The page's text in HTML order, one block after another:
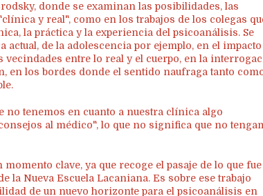
donde se examinan las posibilidades, las
y real", como en los trabajos de los colegas
la práctica y la experiencia del psicoanálisis. Se
de la adolescencia por ejemplo, en el impacto
vecindades entre lo real y el cuerpo, en la
en los bordes donde el sentido naufraga tanto
no tenemos en cuanto a nuestra clínica algo
al médico", lo que no significa que no
clave, ya que recoge el pasaje de lo que
la Nueva Escuela Lacaniana. Es sobre ese trabajo
de un nuevo horizonte para el psicoanálisis en